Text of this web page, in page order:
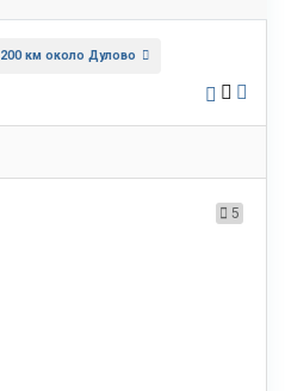
200 км около Дулово
5